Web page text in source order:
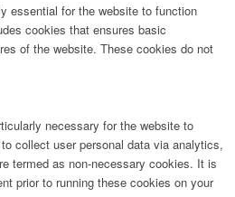
essential for the website to function
cookies that ensures basic
of the website. These cookies do not
necessary for the website to
collect user personal data via analytics,
termed as non-necessary cookies. It is
prior to running these cookies on your